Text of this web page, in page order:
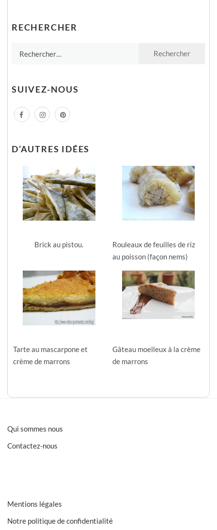
RECHERCHER
SUIVEZ-NOUS
D’AUTRES IDÉES
Brick au pistou.
Rouleaux de feuilles de riz
au poisson (façon nems)
Tarte au mascarpone et
crème de marrons
Gâteau moelleux à la crème
de marrons
Qui sommes nous
Contactez-nous
Mentions légales
Notre politique de confidentialité